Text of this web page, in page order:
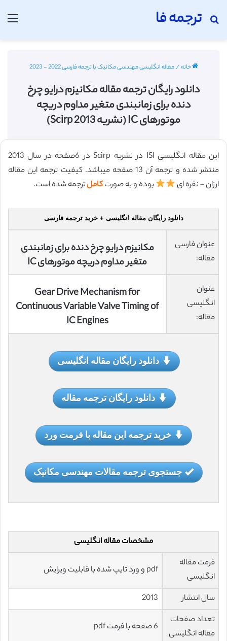
ترجمه فا
جستجو برای
خانه/مقاله انگلیسی مهندسی مکانیک با ترجمه فارسی 2022 - 2023
دانلود رایگان ترجمه مقاله مکانیزم درایو چرخ
دنده برای زمانبندی متغیر مداوم دریچه
موتورهای IC (نشریه Scirp 2013)
این مقاله انگلیسی ISI در نشریه Scirp در 6صفحه در سال 2013
منتشر شده و ترجمه آن 13 صفحه میباشد. کیفیت ترجمه این مقاله
ارزان – نقره ای
بوده و به صورتکاملترجمه شده است.
دانلود رایگان مقاله انگلیسی + خرید ترجمه فارسی
عنوان فارسی
مقاله:
مکانیزم درایو چرخ دنده برای زمانبندی
متغیر مداوم دریچه موتورهای IC
عنوان
انگلیسی
مقاله:
Gear Drive Mechanism for
Continuous Variable Valve Timing of
IC Engines
دانلود رایگان مقاله انگلیسی
دانلود رایگان ترجمه مقاله
خرید ترجمه این مقاله با فرمت ورد
جستجوی ترجمه مقالات مهندسی مکانیک
مشخصات مقاله انگلیسی
فرمت مقاله
انگلیسی
pdf و ورد تایپ شده با قابلیت ویرایش
سال انتشار
2013
تعداد صفحات
مقاله انگلیسی
6 صفحه با فرمت pdf